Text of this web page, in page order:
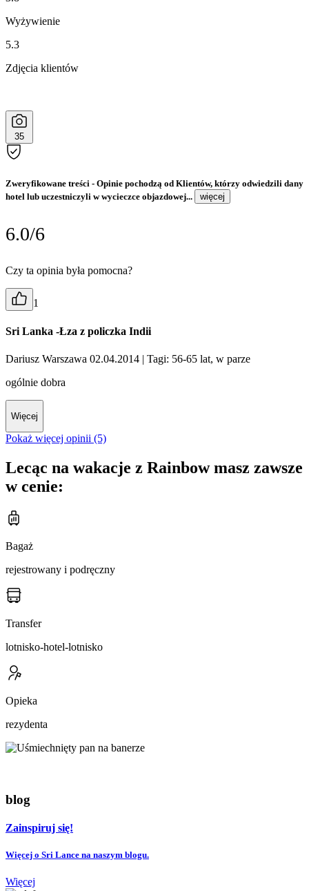
Wyżywienie
5.3
Zdjęcia klientów
35
Zweryfikowane treści - Opinie pochodzą od Klientów, którzy odwiedzili dany
hotel lub uczestniczyli w wycieczce objazdowej...
więcej
6.0/6
Czy ta opinia była pomocna?
1
Sri Lanka -Łza z policzka Indii
Dariusz Warszawa 02.04.2014 | Tagi: 56-65 lat, w parze
ogólnie dobra
Więcej
Pokaż więcej opinii (5)
Lecąc na wakacje z Rainbow masz zawsze
w cenie:
Bagaż
rejestrowany i podręczny
Transfer
lotnisko-hotel-lotnisko
Opieka
rezydenta
blog
Zainspiruj się!
Więcej o Sri Lance na naszym blogu.
Więcej